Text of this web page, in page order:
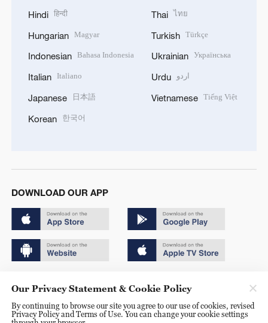
Hindi हिन्दी
Hungarian Magyar
Indonesian Bahasa Indonesia
Italian Italiano
Japanese 日本語
Korean 한국어
Thai ไทย
Turkish Türkçe
Ukrainian Українська
Urdu اردو
Vietnamese Tiếng Việt
DOWNLOAD OUR APP
京ICP备20000184号
京公网安备 11010502050052号
Our Privacy Statement & Cookie Policy
By continuing to browse our site you agree to our use of cookies, revised
Privacy Policy and Terms of Use. You can change your cookie settings